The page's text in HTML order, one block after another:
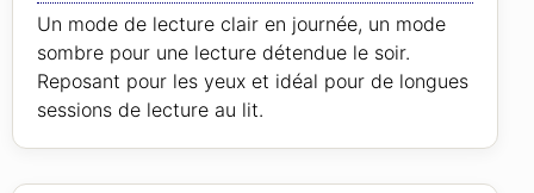
Un mode de lecture clair en journée, un mode
sombre pour une lecture détendue le soir.
Reposant pour les yeux et idéal pour de longues
sessions de lecture au lit.